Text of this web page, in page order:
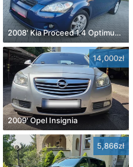
2008' Kia Proceed 1.4 Optimum +
14,000zł
2009' Opel Insignia
5,866zł